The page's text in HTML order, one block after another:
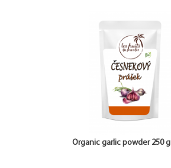
Organic garlic powder 250 g